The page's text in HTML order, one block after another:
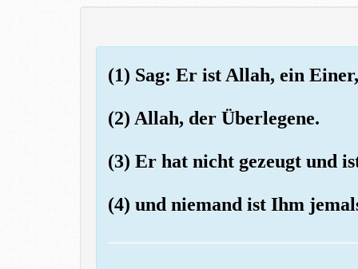
(1) Sag: Er ist Allah, ein Einer,
(2) Allah, der Überlegene.
(3) Er hat nicht gezeugt und
(4) und niemand ist Ihm